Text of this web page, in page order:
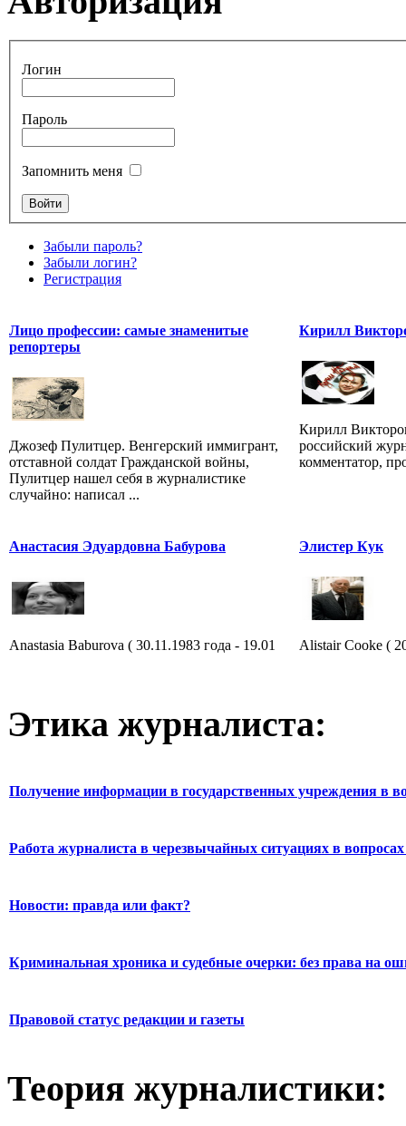
Логин
Пароль
Запомнить меня
Забыли пароль?
Забыли логин?
Регистрация
Лицо профессии: самые знаменитые
репортеры
Джозеф Пулитцер. Венгерский иммигрант,
отставной солдат Гражданской войны,
Пулитцер нашел себя в журналистике
случайно: написал ...
Кирилл
Кирилл
российский
комментатор,
Анастасия Эдуардовна Бабурова
Anastasia Baburova ( 30.11.1983 года - 19.01
Элистер Кук
Alistair Cooke (
Этика журналиста:
Получение информации в государственных учреждения в
Работа журналиста в черезвычайных ситуациях в вопросах
Новости: правда или факт?
Криминальная хроника и судебные очерки: без права на
Правовой статус редакции и газеты
Теория журналистики: